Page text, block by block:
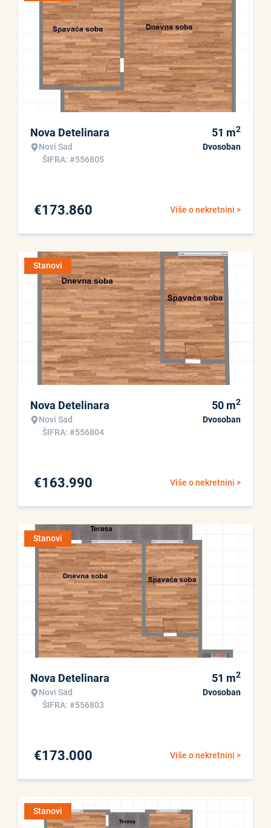
Nova Detelinara
Novi Sad
ŠIFRA: #556805
51 m2
Dvosoban
Više o nekretnini >
€173.860
Stanovi
Nova Detelinara
Novi Sad
ŠIFRA: #556804
50 m2
Dvosoban
Više o nekretnini >
€163.990
Stanovi
Nova Detelinara
Novi Sad
ŠIFRA: #556803
51 m2
Dvosoban
Više o nekretnini >
€173.000
Stanovi